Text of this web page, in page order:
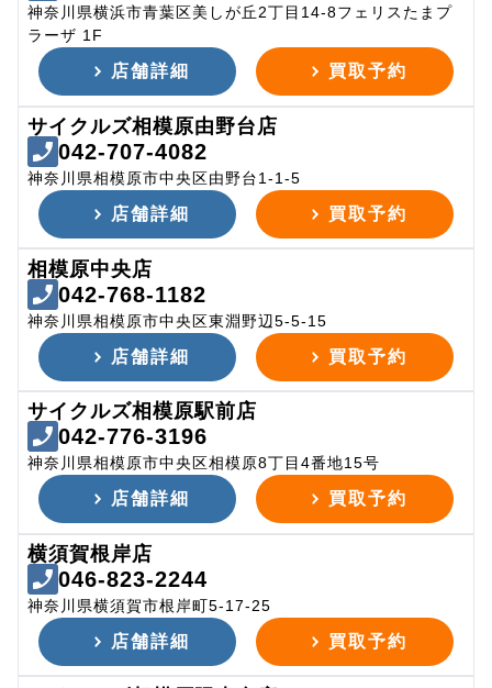
神奈川県横浜市青葉区美しが丘2丁目14-8フェリスたまプ
ラーザ 1F
店舗詳細 買取予約
サイクルズ相模原由野台店
042-707-4082
神奈川県相模原市中央区由野台1-1-5
店舗詳細 買取予約
相模原中央店
042-768-1182
神奈川県相模原市中央区東淵野辺5-5-15
店舗詳細 買取予約
サイクルズ相模原駅前店
042-776-3196
神奈川県相模原市中央区相模原8丁目4番地15号
店舗詳細 買取予約
横須賀根岸店
046-823-2244
神奈川県横須賀市根岸町5-17-25
店舗詳細 買取予約